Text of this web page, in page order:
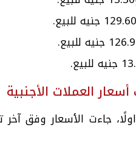
العملات الأجنبية
جاءت الأسعار وفق